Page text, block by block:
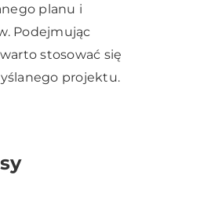
planu i
Podejmując
stosować się
projektu.